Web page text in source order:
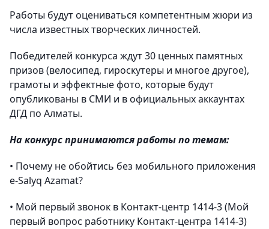
Работы будут оцениваться компетентным жюри из
числа известных творческих личностей.
Победителей конкурса ждут 30 ценных памятных
призов (велосипед, гироскутеры и многое другое),
грамоты и эффектные фото, которые будут
опубликованы в СМИ и в официальных аккаунтах
ДГД по Алматы.
На конкурс принимаются работы по темам:
• Почему не обойтись без мобильного приложения
e-Salyq Azamat?
• Мой первый звонок в Контакт-центр 1414-3 (Мой
первый вопрос работнику Контакт-центра 1414-3)